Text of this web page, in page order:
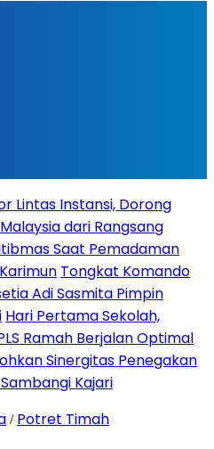
Lintas Instansi, Dorong
dari Rangsang
Saat Pemadaman
Tongkat Komando
Adi Sasmita Pimpin
Hari Pertama Sekolah,
Ramah Berjalan Optimal
Sinergitas Penegakan
Kajari
/ Potret Timah